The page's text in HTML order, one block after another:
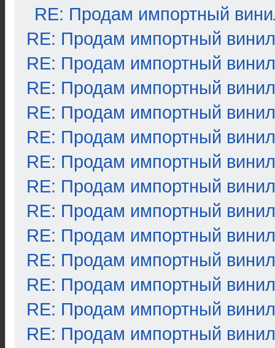
RE: Продам импортный
RE: Продам импортный винил
RE: Продам импортный винил
RE: Продам импортный винил
RE: Продам импортный винил
RE: Продам импортный винил
RE: Продам импортный винил
RE: Продам импортный винил
RE: Продам импортный винил
RE: Продам импортный винил
RE: Продам импортный винил
RE: Продам импортный винил
RE: Продам импортный винил
RE: Продам импортный винил